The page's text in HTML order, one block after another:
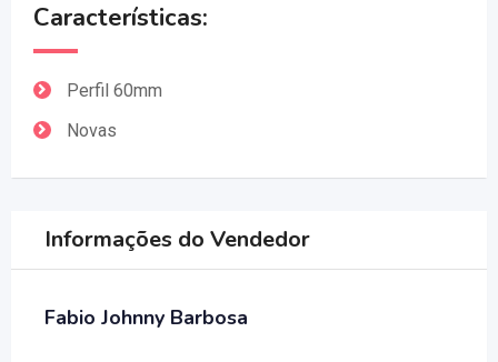
Características:
Perfil 60mm
Novas
Informações do Vendedor
Fabio Johnny Barbosa